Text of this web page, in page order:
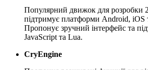
Популярний движок для розробки
підтримує платформи Android, iOS
Пропонує зручний інтерфейс та
JavaScript та Lua.
CryEngine